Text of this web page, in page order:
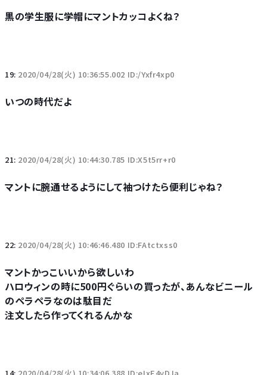
黒の学生服に学帽にマントカッコよくね？
19: 2020/04/28(火) 10:36:55.002 ID:/Yxfr4xp0
いつの時代だよ
21: 2020/04/28(火) 10:44:30.785 ID:X5t5rr+r0
マントに腕通せるようにして袖つけたら便利じゃね？
22: 2020/04/28(火) 10:46:46.480 ID:FAtctxss0
マントかっこいいから欲しいわ
ハロウィンの時に500円ぐらいの買ったが、あんなビニール
のペラペラなのは駄目だ
注文したら作ってくれるんかな